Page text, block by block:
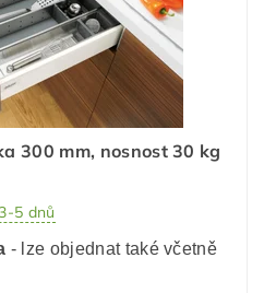
300 mm, nosnost 30 kg
5 dnů
- lze objednat také včetně